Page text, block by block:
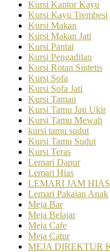
Kursi Kantor Kayu
Kursi Kayu Trembesi
Kursi Makan
Kursi Makan Jati
Kursi Pantai
Kursi Pengadilan
Kursi Rotan Sintetis
Kursi Sofa
Kursi Sofa Jati
Kursi Taman
Kursi Tamu Jati Ukir
Kursi Tamu Mewah
kursi tamu sudut
Kursi Tamu Sudut
Kursi Teras
Lemari Dapur
Lemari Hias
LEMARI JAM HIAS
Lemari Pakaian Anak
Meja Bar
Meja Belajar
Meja Cafe
Meja Catur
MEJA DIREKTUR